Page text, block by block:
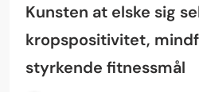
Kunsten at elske sig
kropspositivitet,
styrkende fitnessmål